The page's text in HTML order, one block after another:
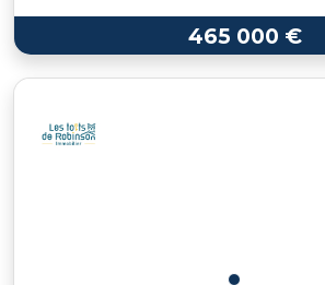
465 000 €